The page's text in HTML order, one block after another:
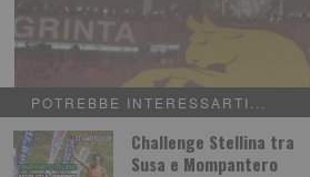
POTREBBE INTERESSARTI...
Challenge Stellina tra
Susa e Mompantero